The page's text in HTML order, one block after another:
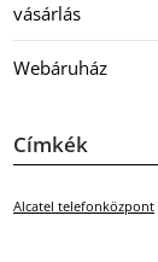
vásárlás
Webáruház
Címkék
Alcatel telefonközpont